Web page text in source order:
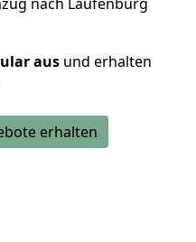
aus und erhalten
erhalten